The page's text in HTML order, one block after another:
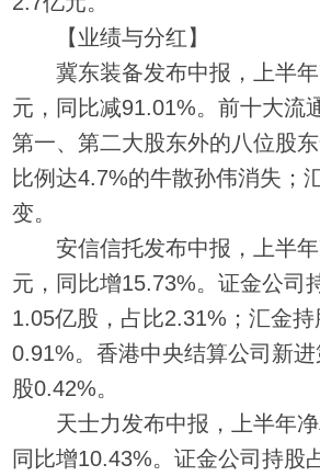
【业绩与分红】
冀东装备发布中报，上半年
元，同比减91.01%。前十大流
第一、第二大股东外的八位股
比例达4.7%的牛散孙伟消失；
变。
安信信托发布中报，上半年
元，同比增15.73%。证金公司
1.05亿股，占比2.31%；汇金
0.91%。香港中央结算公司新
股0.42%。
天士力发布中报，上半年净
同比增10.43%。证金公司持股